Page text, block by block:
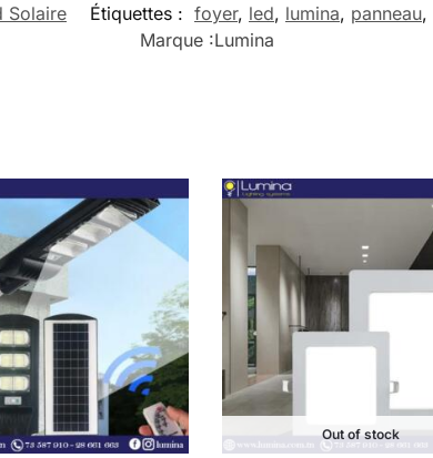
Solaire Étiquettes : foyer, led, lumina, panneau,
Marque :Lumina
Out of stock